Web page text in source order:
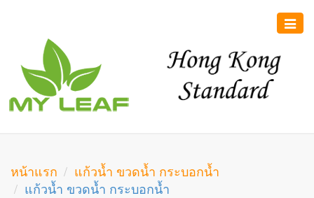
Toggle
หน้าแรก
แก้วน้ำ ขวดน้ำ กระบอกน้ำ
แก้วน้ำ ขวดน้ำ กระบอกน้ำ